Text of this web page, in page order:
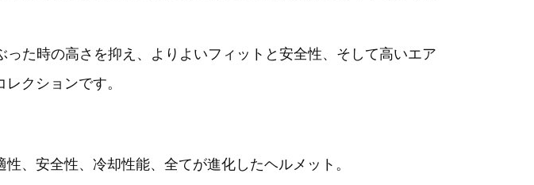
た時の高さを抑え、よりよいフィットと安全性、そして高いエア
クションです。
、安全性、冷却性能、全てが進化したヘルメット。